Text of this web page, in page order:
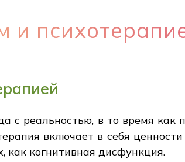
и
с реальностью, в то время как
включает в себя
как когнитивная дисфункция.